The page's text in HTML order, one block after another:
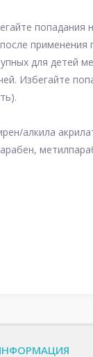
попадания
для детей
Избегайте
алкила